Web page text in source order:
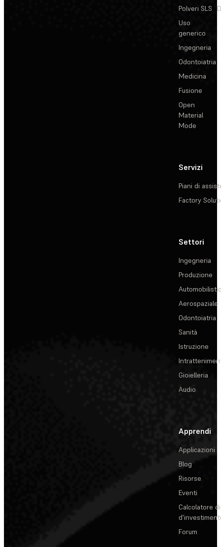
Polveri SLS
Uso
generico
Ingegneria
Odontoiatria
Medicina
Fusione
Open
Material
Mode
Servizi
Piani di
Factory
Settori
Ingegneria
Produzione
Aerospaziale
Odontoiatria
Sanità
Istruzione
Gioielleria
Audio
Apprendi
Applicazioni
Blog
Risorse
Eventi
Calcolatore
Forum